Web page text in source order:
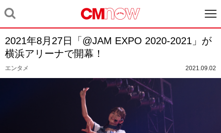
2021年8月27日「@JAM EXPO 2020-2021」が
横浜アリーナで開幕！
エンタメ 2021.09.02